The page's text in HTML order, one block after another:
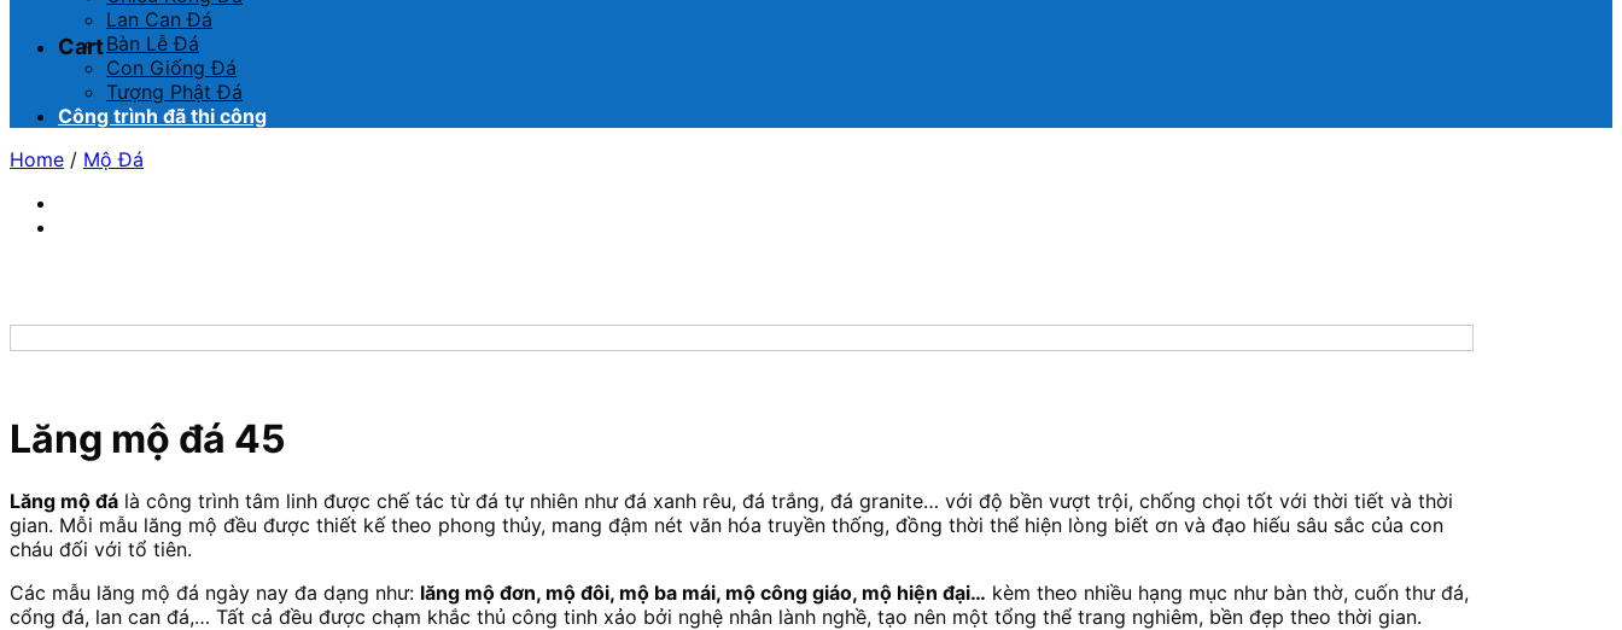
Cart
Lan Can Đá
Bàn Lễ Đá
Con Giống Đá
Tượng Phật Đá
Công trình đã thi công
Home / Mộ Đá
Lăng mộ đá 45
Lăng mộ đá là công trình tâm linh được chế tác từ đá tự nhiên như đá xanh rêu, đá trắng, đá granite… với độ bền vượt trội, chống chọi tốt với thời tiết và thời
gian. Mỗi mẫu lăng mộ đều được thiết kế theo phong thủy, mang đậm nét văn hóa truyền thống, đồng thời thể hiện lòng biết ơn và đạo hiếu sâu sắc của con
cháu đối với tổ tiên.
Các mẫu lăng mộ đá ngày nay đa dạng như: lăng mộ đơn, mộ đôi, mộ ba mái, mộ công giáo, mộ hiện đại… kèm theo nhiều hạng mục như bàn thờ, cuốn thư đá,
cổng đá, lan can đá,… Tất cả đều được chạm khắc thủ công tinh xảo bởi nghệ nhân lành nghề, tạo nên một tổng thể trang nghiêm, bền đẹp theo thời gian.